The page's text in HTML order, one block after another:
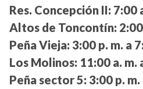
Res. Concepción II: 7:00
Altos de Toncontín:
Peña Vieja: 3:00 p. m. a
Los Molinos: 11:00 a. m.
Peña sector 5: 3:00 p. m.